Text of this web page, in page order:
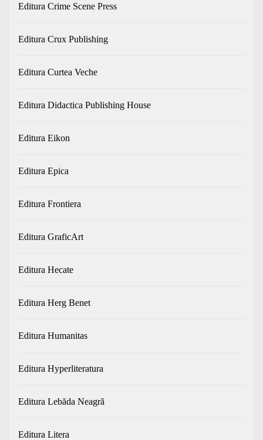
Editura Crime Scene Press
Editura Crux Publishing
Editura Curtea Veche
Editura Didactica Publishing House
Editura Eikon
Editura Epica
Editura Frontiera
Editura GraficArt
Editura Hecate
Editura Herg Benet
Editura Humanitas
Editura Hyperliteratura
Editura Lebăda Neagră
Editura Litera